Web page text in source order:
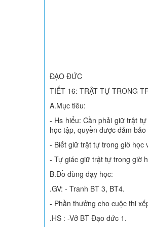
ĐẠO ĐỨC
TIẾT 16: TRẬT TỰ TRONG
A.Mục tiêu:
- Hs hiểu: Cần phải giữ trật
học tập, quyền được đảm
- Biết giữ trật tự trong giờ học
- Tự giác giữ trật tự trong giờ
B.Đồ dùng dạy học:
.GV: - Tranh BT 3, BT4.
- Phần thưởng cho cuộc thi
.HS : -Vở BT Đạo đức 1.